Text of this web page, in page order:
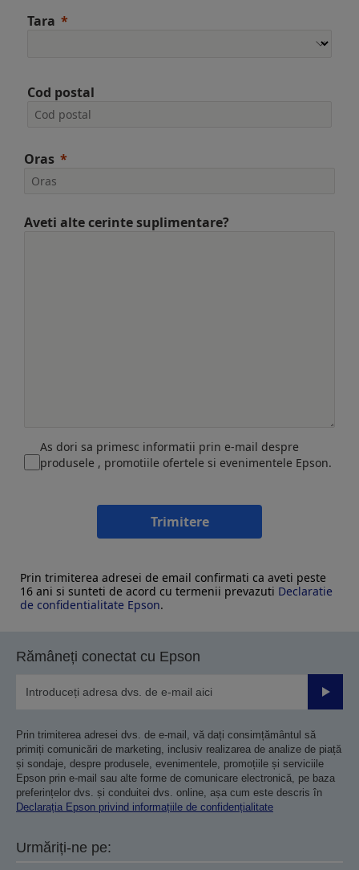
Tara
Cod postal
Oras
Aveti alte cerinte suplimentare?
As dori sa primesc informatii prin e-mail despre
produsele , promotiile ofertele si evenimentele Epson.
Trimitere
Prin trimiterea adresei de email confirmati ca aveti peste
16 ani si sunteti de acord cu termenii prevazuti Declaratie
de confidentialitate Epson.
Rămâneți conectat cu Epson
Prin trimiterea adresei dvs. de e-mail, vă dați consimțământul să
primiți comunicări de marketing, inclusiv realizarea de analize de piață
și sondaje, despre produsele, evenimentele, promoțiile și serviciile
Epson prin e-mail sau alte forme de comunicare electronică, pe baza
preferințelor dvs. și conduitei dvs. online, așa cum este descris în
Declarația Epson privind informațiile de confidențialitate
Urmăriți-ne pe: